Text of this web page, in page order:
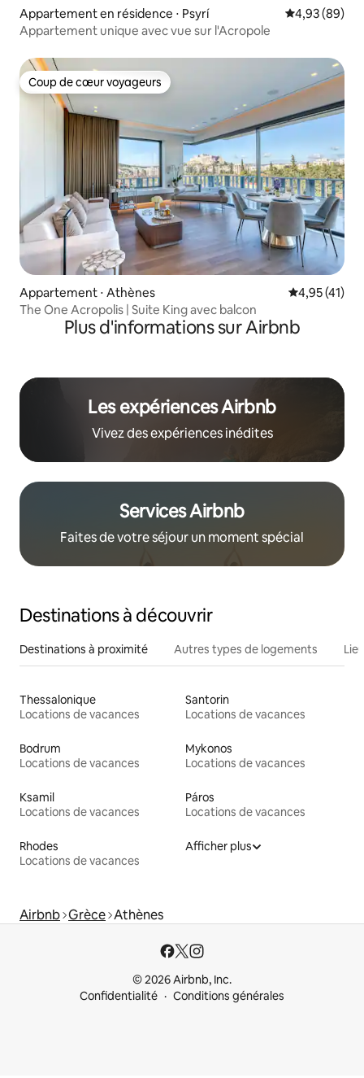
Appartement en résidence ⋅ Psyrí Évaluation
4,93 (89)
Appartement unique avec vue sur l'Acropole
Coup de cœur voyageurs
Coup de cœur voyageurs
Appartement ⋅ Athènes Évaluation
4,95 (41)
The One Acropolis | Suite King avec balcon
Plus d'informations sur Airbnb
Les expériences Airbnb
Vivez des expériences inédites
Services Airbnb
Faites de votre séjour un moment spécial
Destinations à découvrir
Destinations à proximité Autres types de logements
Thessalonique
Locations de vacances
Santorin
Locations de vacances
Bodrum
Locations de vacances
Mykonos
Locations de vacances
Ksamil
Locations de vacances
Páros
Locations de vacances
Rhodes
Locations de vacances
Afficher plus
Airbnb Grèce Athènes
© 2026 Airbnb, Inc.
Confidentialité
Conditions générales